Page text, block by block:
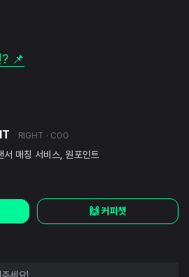
📌
RIGHT · COO
서 매칭 서비스, 원포인트
🙌 커피챗